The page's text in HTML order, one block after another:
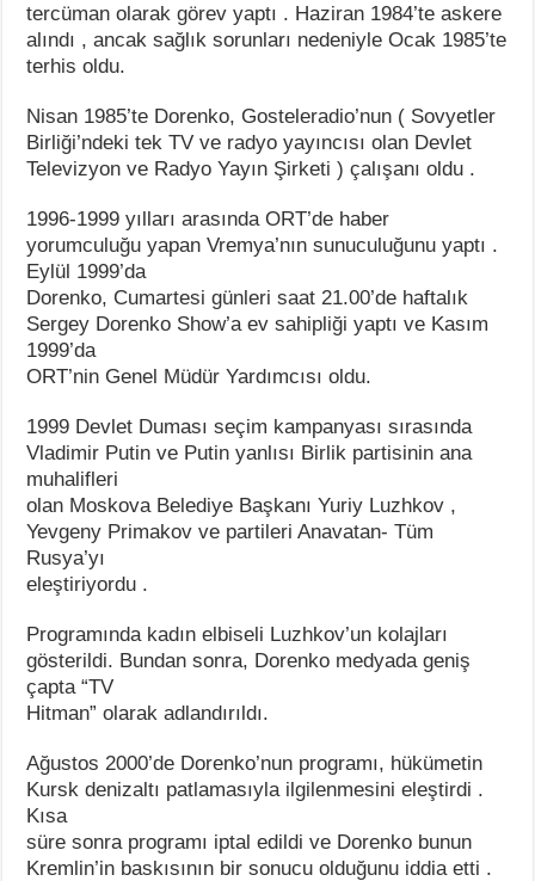
tercüman olarak görev yaptı . Haziran 1984’te askere
alındı , ancak sağlık sorunları nedeniyle Ocak 1985’te
terhis oldu.
Nisan 1985’te Dorenko, Gosteleradio’nun ( Sovyetler
Birliği’ndeki tek TV ve radyo yayıncısı olan Devlet
Televizyon ve Radyo Yayın Şirketi ) çalışanı oldu .
1996-1999 yılları arasında ORT’de haber
yorumculuğu yapan Vremya’nın sunuculuğunu yaptı .
Eylül 1999’da
Dorenko, Cumartesi günleri saat 21.00’de haftalık
Sergey Dorenko Show’a ev sahipliği yaptı ve Kasım
1999’da
ORT’nin Genel Müdür Yardımcısı oldu.
1999 Devlet Duması seçim kampanyası sırasında
Vladimir Putin ve Putin yanlısı Birlik partisinin ana
muhalifleri
olan Moskova Belediye Başkanı Yuriy Luzhkov ,
Yevgeny Primakov ve partileri Anavatan- Tüm
Rusya’yı
eleştiriyordu .
Programında kadın elbiseli Luzhkov’un kolajları
gösterildi. Bundan sonra, Dorenko medyada geniş
çapta “TV
Hitman” olarak adlandırıldı.
Ağustos 2000’de Dorenko’nun programı, hükümetin
Kursk denizaltı patlamasıyla ilgilenmesini eleştirdi .
Kısa
süre sonra programı iptal edildi ve Dorenko bunun
Kremlin’in baskısının bir sonucu olduğunu iddia etti .